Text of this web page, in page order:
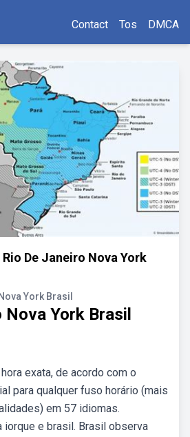
Contact Tos DMCA
De Janeiro Nova York
York Brasil
York Brasil
exata, de acordo com o
para qualquer fuso horário (mais
em 57 idiomas.
iorque e brasil. Brasil observa